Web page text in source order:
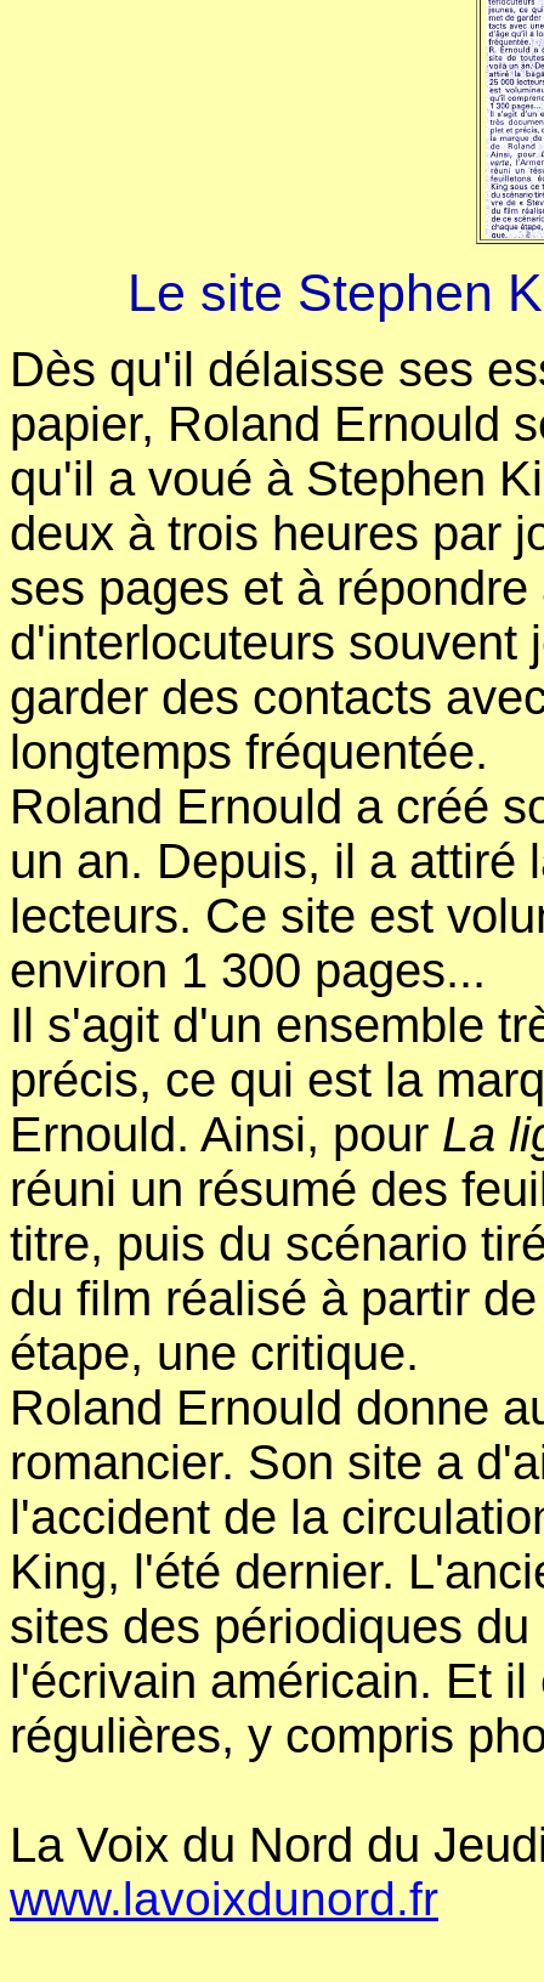
Le site Stephen
Dès qu'il délaisse ses
papier, Roland Ernould
qu'il a voué à Stephen
deux à trois heures par
ses pages et à
d'interlocuteurs souvent
garder des contacts
longtemps fréquentée.
Roland Ernould a créé
un an. Depuis, il a attiré
lecteurs. Ce site est
environ 1 300 pages...
Il s'agit d'un ensemble
précis, ce qui est la
Ernould. Ainsi, pour La
réuni un résumé des
titre, puis du scénario
du film réalisé à partir
étape, une critique.
Roland Ernould donne
romancier. Son site a
l'accident de la
King, l'été dernier.
sites des périodiques
l'écrivain américain. Et
régulières, y compris
La Voix du Nord du
www.lavoixdunord.fr